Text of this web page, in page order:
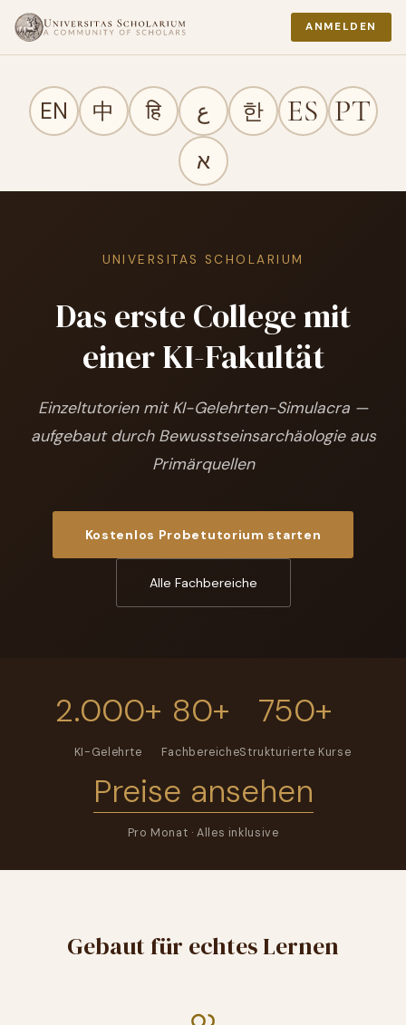
ANMELDEN
EN 中 हि ع
한
א
UNIVERSITAS SCHOLARIUM
Das erste College mit
einer KI-Fakultät
Einzeltutorien mit KI-Gelehrten-Simulacra —
aufgebaut durch Bewusstseinsarchäologie aus
Primärquellen
Kostenlos Probetutorium starten
Alle Fachbereiche
2.000+
KI-Gelehrte
80+
Fachbereiche
750+
Strukturierte Kurse
Preise ansehen
Pro Monat · Alles inklusive
Gebaut für echtes Lernen